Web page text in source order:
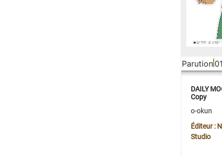
Parution
DAILY
Copy
o-okun
Éditeur :
Studio